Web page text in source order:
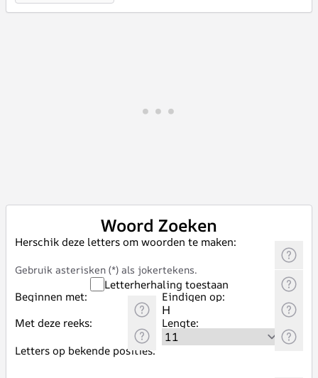
Woord Zoeken
Herschik deze letters om woorden te maken:
Gebruik asterisken (*) als jokertekens.
Letterherhaling toestaan
Beginnen met:
Eindigen op:
Met deze reeks:
Lengte:
Letters op bekende posities: